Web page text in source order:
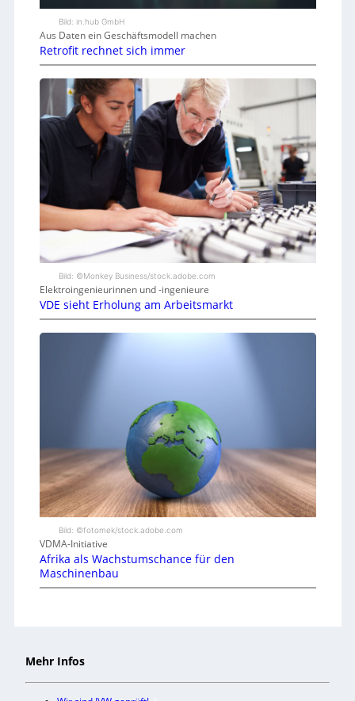
Bild: in.hub GmbH
Aus Daten ein Geschäftsmodell machen
Retrofit rechnet sich immer
Bild: ©Monkey Business/stock.adobe.com
Elektroingenieurinnen und -ingenieure
VDE sieht Erholung am Arbeitsmarkt
Bild: ©fotomek/stock.adobe.com
VDMA-Initiative
Afrika als Wachstumschance für den
Maschinenbau
Mehr Infos